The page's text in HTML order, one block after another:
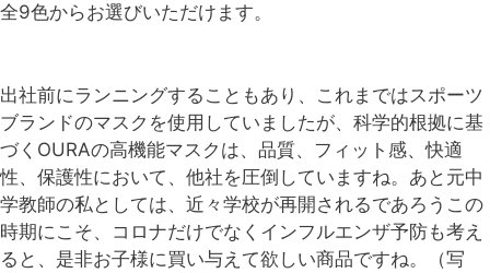
全9色からお選びいただけます。
出社前にランニングすることもあり、これまではスポーツ
ブランドのマスクを使用していましたが、科学的根拠に基
づくOURAの高機能マスクは、品質、フィット感、快適
性、保護性において、他社を圧倒していますね。あと元中
学教師の私としては、近々学校が再開されるであろうこの
時期にこそ、コロナだけでなくインフルエンザ予防も考え
ると、是非お子様に買い与えて欲しい商品ですね。（写